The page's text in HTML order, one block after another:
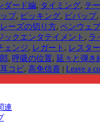
ダード編, タイミング, テ
プ, ピッキング, ビバップ,
ーズの切り方, ベンウェ
ックエンタテイメント , ラ
ェンジ, レガート , レスタ
, 呼吸の位置, 延々と弾き
耳コピ, 高免信喜 | Leave a
連